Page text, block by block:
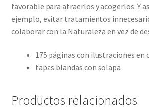
favorable para atraerlos y acogerlos. Y
ejemplo, evitar tratamientos
colaborar con la Naturaleza en vez de
175 páginas con ilustraciones en
tapas blandas con solapa
Productos relacionados